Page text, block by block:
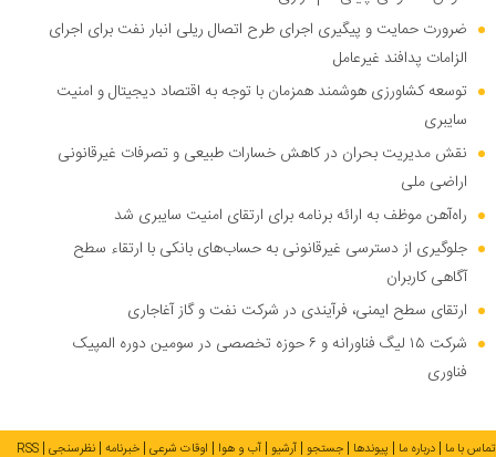
ضرورت حمایت و پیگیری اجرای طرح اتصال ریلی انبار نفت برای اجرای
الزامات پدافند غیرعامل
توسعه کشاورزی هوشمند همزمان با توجه به اقتصاد دیجیتال و امنیت
سایبری
نقش مدیریت بحران در کاهش خسارات طبیعی و تصرفات غیرقانونی
اراضی ملی
راه‌آهن موظف به ارائه برنامه برای ارتقای امنیت سایبری شد
جلوگیری از دسترسی غیرقانونی به حساب‌های بانکی با ارتقاء سطح
آگاهی کاربران
ارتقای سطح ایمنی، فرآیندی در شرکت نفت و گاز آغاجاری
شرکت ۱۵ لیگ فناورانه و ۶ حوزه تخصصی در سومین دوره المپیک
فناوری
تماس با ما درباره ما پیوندها جستجو آرشیو آب و هوا اوقات شرعی خبرنامه نظرسنجی RSS